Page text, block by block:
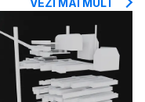
VEZI MAI MULT